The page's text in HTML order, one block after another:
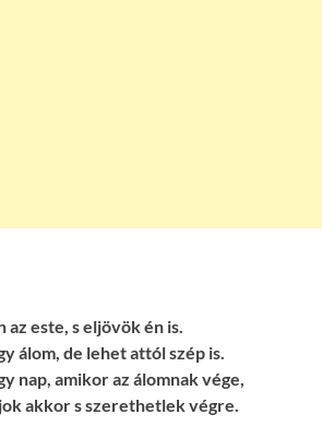
az este, s eljövök én is.
álom, de lehet attól szép is.
nap, amikor az álomnak vége,
akkor s szerethetlek végre.